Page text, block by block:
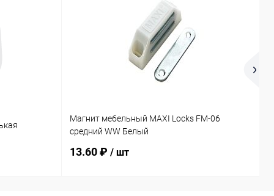
Магнит мебельный MAXI Locks FM-06
средний WW Белый
13.60 ₽ / шт